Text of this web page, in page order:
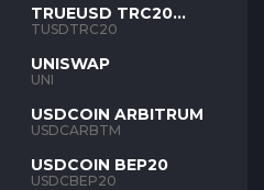
TRUEUSD TRC20
TUSD
TUSDTRC20
UNISWAP
UNI
USDCOIN ARBITRUM
USDCARBTM
USDCOIN BEP20
USDCBEP20